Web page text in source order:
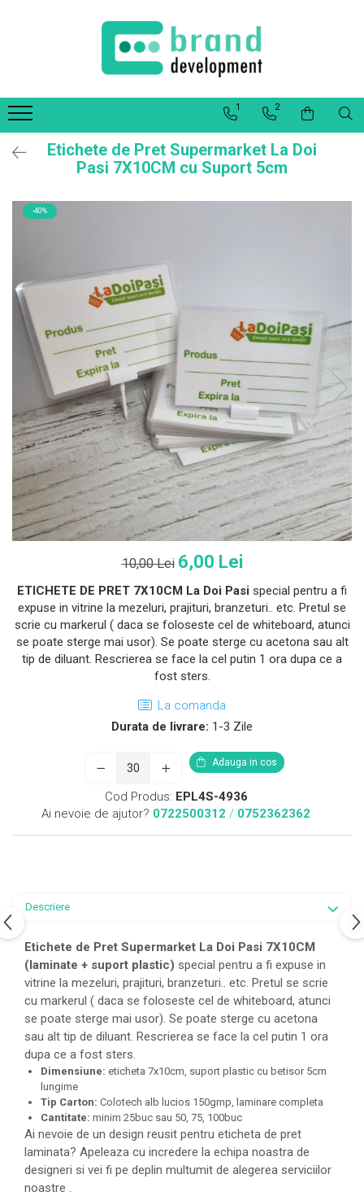
Office Elixir Capsule
1 2
Etichete de Pret Supermarket La Doi
Pasi 7X10CM cu Suport 5cm
-40%
10,00 Lei 6,00 Lei
ETICHETE DE PRET 7X10CM La Doi Pasi special pentru a fi
expuse in vitrine la mezeluri, prajituri, branzeturi.. etc. Pretul se
scrie cu markerul ( daca se foloseste cel de whiteboard, atunci
se poate sterge mai usor). Se poate sterge cu acetona sau alt
tip de diluant. Rescrierea se face la cel putin 1 ora dupa ce a
fost sters.
La comanda
Durata de livrare: 1-3 Zile
Adauga in cos
Cod Produs: EPL4S-4936
Ai nevoie de ajutor? 0722500312 / 0752362362
Descriere
Etichete de Pret Supermarket La Doi Pasi 7X10CM
(laminate + suport plastic) special pentru a fi expuse in
vitrine la mezeluri, prajituri, branzeturi.. etc. Pretul se scrie
cu markerul ( daca se foloseste cel de whiteboard, atunci
se poate sterge mai usor). Se poate sterge cu acetona
sau alt tip de diluant. Rescrierea se face la cel putin 1 ora
dupa ce a fost sters.
Dimensiune: eticheta 7x10cm, suport plastic cu betisor 5cm
lungime
Tip Carton: Colotech alb lucios 150gmp, laminare completa
Cantitate: minim 25buc sau 50, 75, 100buc
Ai nevoie de un design reusit pentru eticheta de pret
laminata? Apeleaza cu incredere la echipa noastra de
designeri si vei fi pe deplin multumit de alegerea serviciilor
noastre .